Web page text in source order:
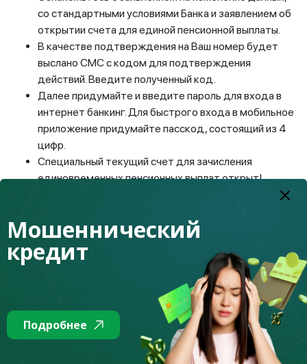
со стандартными условиями Банка и заявлением об
открытии счета для единой пенсионной выплаты.
В качестве подтверждения на Ваш номер будет
выслано СМС с кодом для подтверждения
действий. Введите полученный код.
Далее придумайте и введите пароль для входа в
интернет банкинг. Для быстрого входа в мобильное
приложение придумайте пасскод, состоящий из 4
цифр.
Специальный текущий счет для зачисления
единовременных пенсионных выплат открыт!
Клиентам «Отбасы банка» специальный счет будет
открываться в процессе подачи заявки на онлайн-
платформе по использованию единовременных
пенсионных выплат. Платформа будет запущена
после утверждения Правил использования
единовременных пенсионных выплат.
Также открыть спецсчет можно через видеозвонок на
Мошеннический
кредит
Подробнее